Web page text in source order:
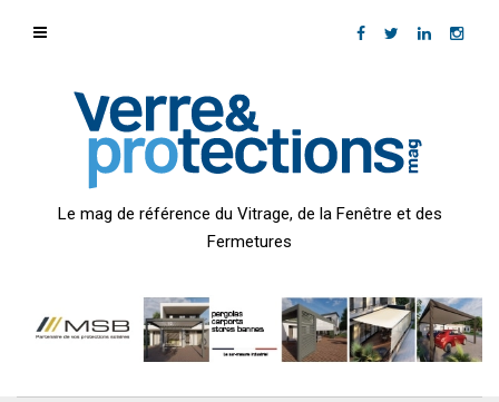
Le mag de référence du Vitrage, de la Fenêtre et des
Fermetures